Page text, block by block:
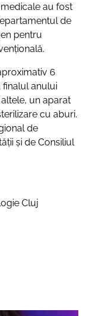
au fost
de
pentru
6
finalul anului
un aparat
cu aburi.
de
și de Consiliul
Cluj